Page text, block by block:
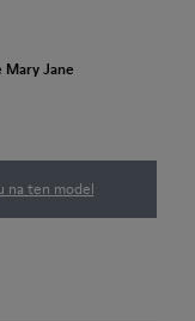
Mary Jane
na ten model